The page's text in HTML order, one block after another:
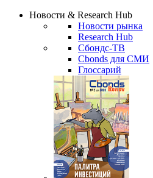
Новости & Research Hub
Новости рынка
Research Hub
Сбондс-ТВ
Cbonds для СМИ
Глоссарий